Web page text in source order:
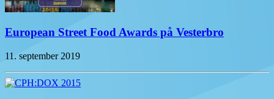
European Street Food Awards på Vesterbro
11. september 2019